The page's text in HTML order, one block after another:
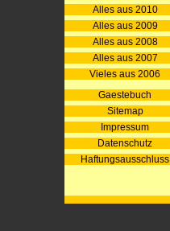
Alles aus 2010
Alles aus 2009
Alles aus 2008
Alles aus 2007
Vieles aus 2006
Gaestebuch
Sitemap
Impressum
Datenschutz
Haftungsausschluss